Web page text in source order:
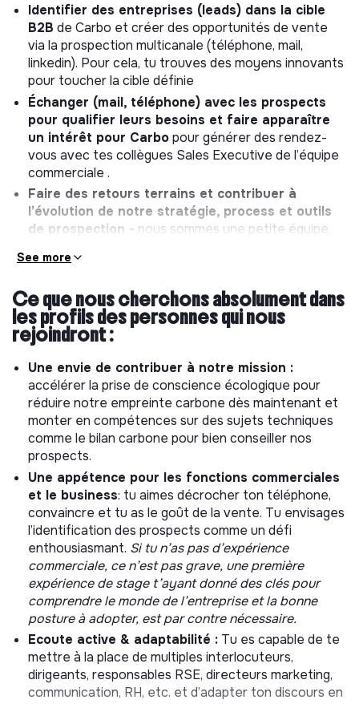
Identifier des entreprises (leads) dans la cible
B2B de Carbo et créer des opportunités de vente
via la prospection multicanale (téléphone, mail,
linkedin). Pour cela, tu trouves des moyens innovants
pour toucher la cible définie
Échanger (mail, téléphone) avec les prospects
pour qualifier leurs besoins et faire apparaître
un intérêt pour Carbopour générer des rendez-
vous avec tes collègues Sales Executive de l’équipe
commerciale .
Faire des retours terrains et contribuer à
l’évolution de notre stratégie, process et outils
de prospection - nous sommes une petite équipe,
proposition.
reporting nécessaires dans notre CRM
(Hubspot).
assister et intervenir sur la suite du cycle de vente,
épaulé par des Sales Account Executive, pour réaliser
des démonstrations du logiciel, présenter les offres et
accompagner les prospects jusqu’à l’abonnement/la
signature.
Le reste du temps, tu vas également être amené à :
Collaborer avec le marketing (feedback campagnes,
travail sur la rédaction des messages) pour générer
encore plus de leads !
Participer aux projets de l’équipe (veille sur le
marché, outils d’automatisation).
Tu es pleinement intégré(e) au quotidien de Carbo et
aux rituels d’équipe et d’entreprise. (Bien sûr que nos
SDR en stage y ont leur place !)
Ce que tu trouveras de spécifique chez
Carbo :
See more
Ce que nous cherchons absolument dans
les profils des personnes qui nous
rejoindront :
Une envie de contribuer à notre mission :
accélérer la prise de conscience écologique pour
réduire notre empreinte carbone dès maintenant et
monter en compétences sur des sujets techniques
comme le bilan carbone pour bien conseiller nos
prospects.
Une appétence pour les fonctions commerciales
et le business: tu aimes décrocher ton téléphone,
convaincre et tu as le goût de la vente. Tu envisages
l’identification des prospects comme un défi
enthousiasmant. Si tu n’as pas d’expérience
commerciale, ce n’est pas grave, une première
expérience de stage t’ayant donné des clés pour
comprendre le monde de l’entreprise et la bonne
posture à adopter, est par contre nécessaire.
Ecoute active & adaptabilité : Tu es capable de te
mettre à la place de multiples interlocuteurs,
dirigeants, responsables RSE, directeurs marketing,
communication, RH, etc. et d’adapter ton discours en